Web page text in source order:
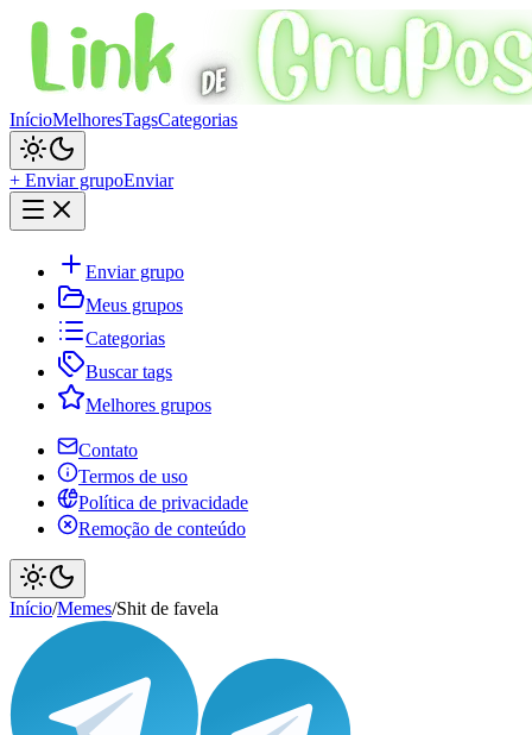
InícioMelhoresTagsCategorias
+ Enviar grupoEnviar
Enviar grupo
Meus grupos
Categorias
Buscar tags
Melhores grupos
Contato
Termos de uso
Política de privacidade
Remoção de conteúdo
Início/Memes/Shit de favela